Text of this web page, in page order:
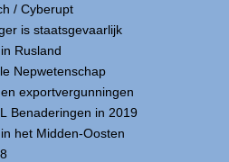
/ Cyberupt
is staatsgevaarlijk
Rusland
Nepwetenschap
exportvergunningen
Benaderingen in 2019
het Midden-Oosten